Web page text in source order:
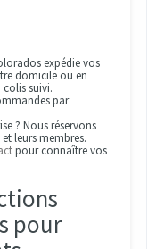
expédie vos
domicile ou en
suivi.
par
? Nous réservons
leurs membres.
pour connaître vos
pour